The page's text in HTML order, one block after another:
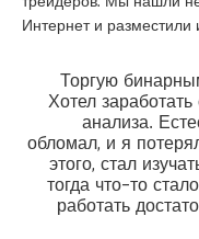
Интернет и
Торгую
Хотел заработать
анализа.
обломал, и я
этого, стал
тогда что-то
работать